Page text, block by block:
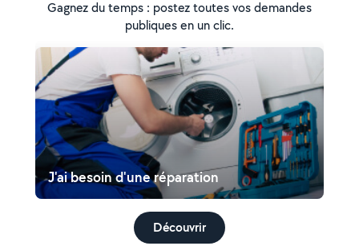
Gagnez du temps : postez toutes vos demandes
publiques en un clic.
J'ai besoin d'une réparation
Découvrir